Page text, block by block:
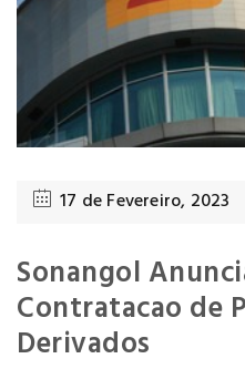
17 de Fevereiro, 2023
Sonangol
Contratacao de
Derivados